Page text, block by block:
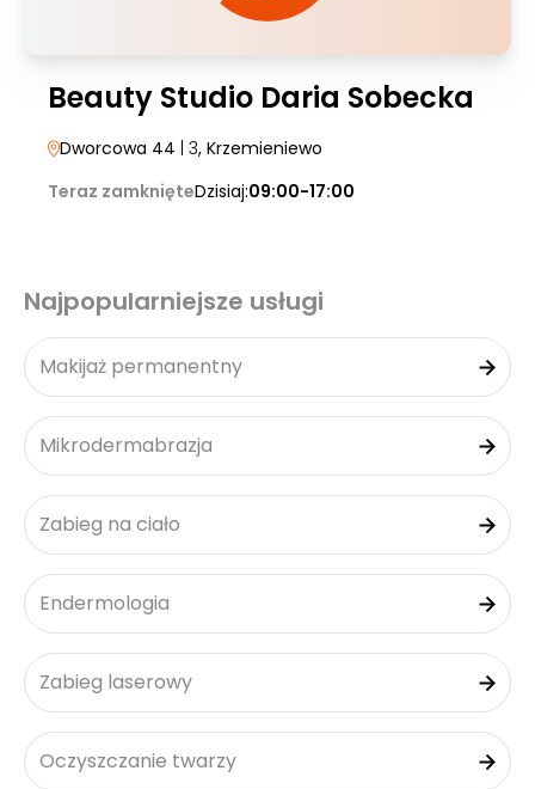
Beauty Studio Daria Sobecka
Dworcowa 44 | 3, Krzemieniewo
Teraz zamknięteDzisiaj:09:00-17:00
Najpopularniejsze usługi
Makijaż permanentny
Mikrodermabrazja
Zabieg na ciało
Endermologia
Zabieg laserowy
Oczyszczanie twarzy